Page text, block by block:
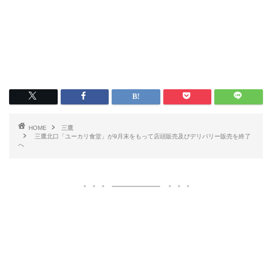
HOME
三鷹
三鷹北口「ユーカリ食堂」が9月末をもって店頭販売及びデリバリー販売を終了
へ